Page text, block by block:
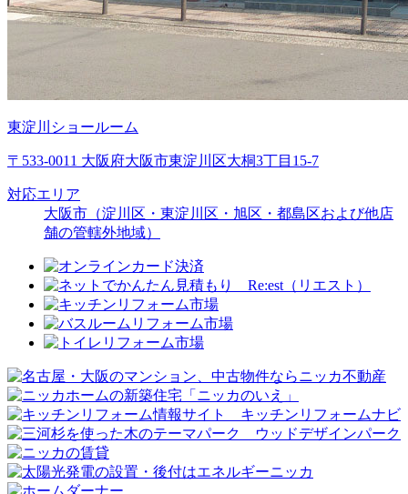
東淀川ショールーム
〒533-0011 大阪府大阪市東淀川区大桐3丁目15-7
対応エリア
大阪市（淀川区・東淀川区・旭区・都島区および他店
舗の管轄外地域）